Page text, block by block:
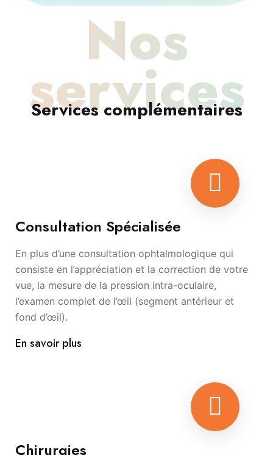
Nos
services
Services complémentaires
Consultation Spécialisée
En plus d’une consultation ophtalmologique qui
consiste en l’appréciation et la correction de votre
vue, la mesure de la pression intra-oculaire,
l’examen complet de l’œil (segment antérieur et
fond d’œil).
En savoir plus
Chirurgies